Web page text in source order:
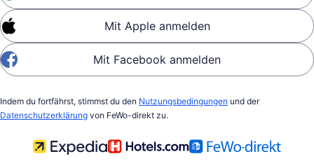
Mit Apple anmelden
Mit Facebook anmelden
Indem du fortfährst, stimmst du den Nutzungsbedingungen und der
Datenschutzerklärung von FeWo-direkt zu.